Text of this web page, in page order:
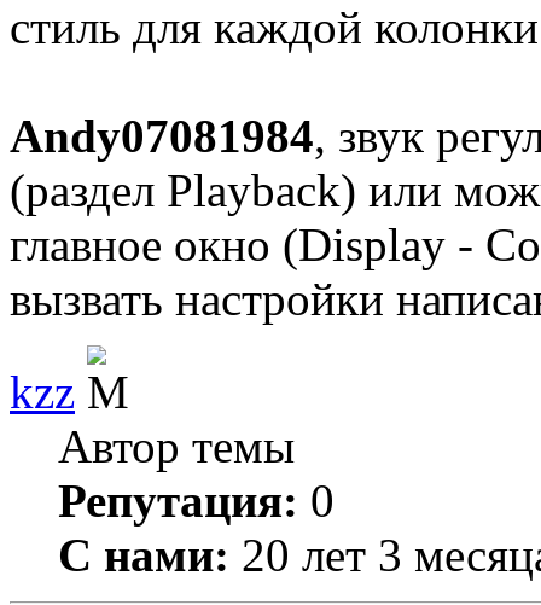
стиль для каждой
Andy07081984, звук
(раздел Playback) или
главное окно (Display -
вызвать настройки
kzz
Автор темы
Репутация: 0
С нами: 20 лет 3